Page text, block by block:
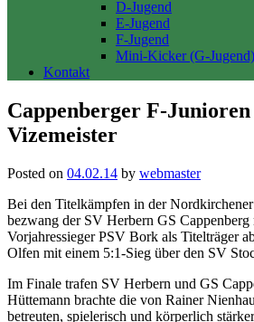
D-Jugend
E-Jugend
F-Jugend
Mini-Kicker (G-Jugend)
Kontakt
Cappenberger F-Junioren
Vizemeister
Posted on 04.02.14 by webmaster
Bei den Titelkämpfen in der
bezwang der SV Herbern GS
Vorjahressieger PSV Bork als Titelträger
Olfen mit einem 5:1-Sieg über den SV
Im Finale trafen SV Herbern und GS
Hüttemann brachte die von Rainer
betreuten, spielerisch und körperlich